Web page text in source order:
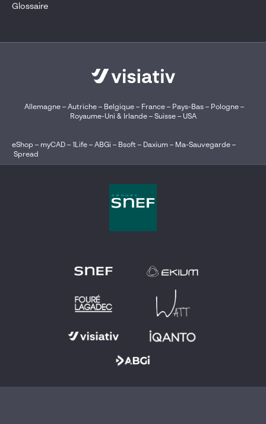
Glossaire
Allemagne– Autriche– Belgique – France– Pays-Bas– Pologne–
Royaume-Uni & Irlande– Suisse– USA
eShop – myCAD – 1Life – ABGi – Bsoft – Daxium – Ma-Sauvegarde –
Spread